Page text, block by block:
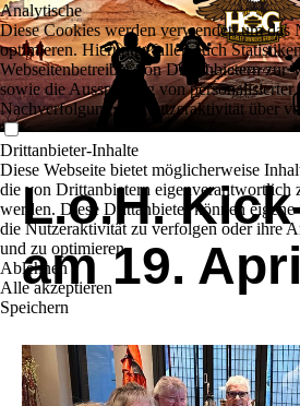
L.o.H.
am 19.
Analytische
Diese Cookies werden verwendet, um das
optimieren. Hierunter fallen auch
Webseitenbetreiber von Drittanbietern zur
sowie die Ausspielung von
Nachverfolgung der Nutzeraktivität über
Drittanbieter-Inhalte
Diese Webseite bietet möglicherweise
die von Drittanbietern eigenverantwortlich
werden. Diese Drittanbieter können
die Nutzeraktivität zu verfolgen oder ihre
und zu optimieren.
Ablehnen
Alle akzeptieren
Speichern